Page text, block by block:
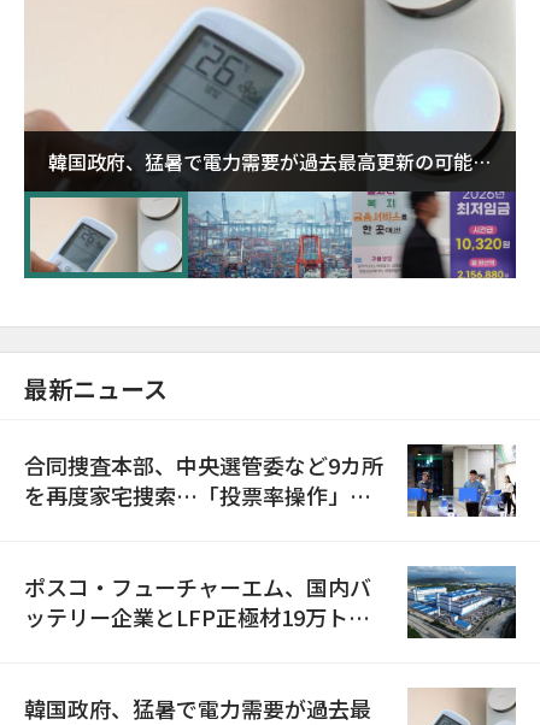
韓国政府、猛暑で電力需要が過去最高更新の可能性
に需給対応体制を点検
最新ニュース
合同捜査本部、中央選管委など9カ所
を再度家宅捜索…「投票率操作」の
ポスコ・フューチャーエム、国内バ
ッテリー企業とLFP正極材19万トン
韓国政府、猛暑で電力需要が過去最